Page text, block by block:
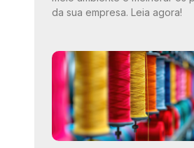
da sua empresa. Leia agora!